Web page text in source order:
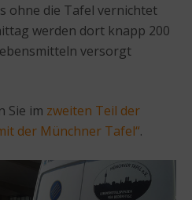
ohne die Tafel vernichtet
werden dort knapp 200
versorgt
Sie im zweiten Teil der
der Münchner Tafel“.